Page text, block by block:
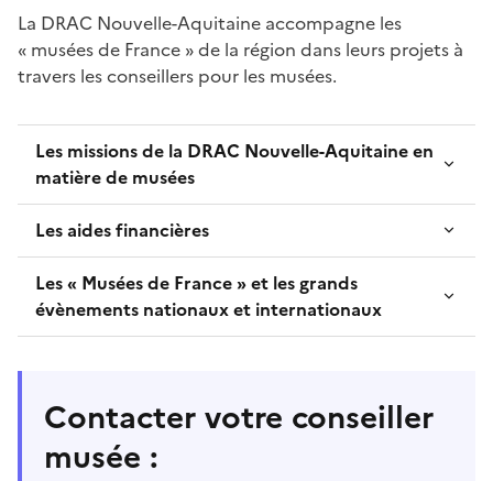
La DRAC Nouvelle-Aquitaine accompagne les
« musées de France » de la région dans leurs projets à
travers les conseillers pour les musées.
Les missions de la DRAC Nouvelle-Aquitaine en
matière de musées
Les aides financières
Les « Musées de France » et les grands
évènements nationaux et internationaux
Contacter votre conseiller
musée :